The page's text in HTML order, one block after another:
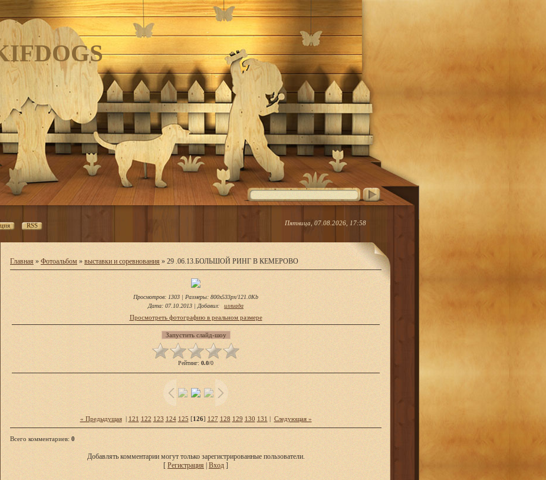
RSS Пятница, 07.08.2026, 17:58
Главная » Фотоальбом » выставки и соревнования » 29 .06.13.БОЛЬШОЙ РИНГ В КЕМЕРОВО
Просмотров: 1303 | Размеры: 800x533px/121.0Kb
Дата: 07.10.2013 | Добавил: иллиада
Просмотреть фотографию в реальном размере
Рейтинг: 0.0/0
« Предыдущая| 121 122 123 124 125 [126] 127 128 129 130 131 | Следующая »
Всего комментариев: 0
Добавлять комментарии могут только зарегистрированные пользователи.
[ Регистрация Вход ]